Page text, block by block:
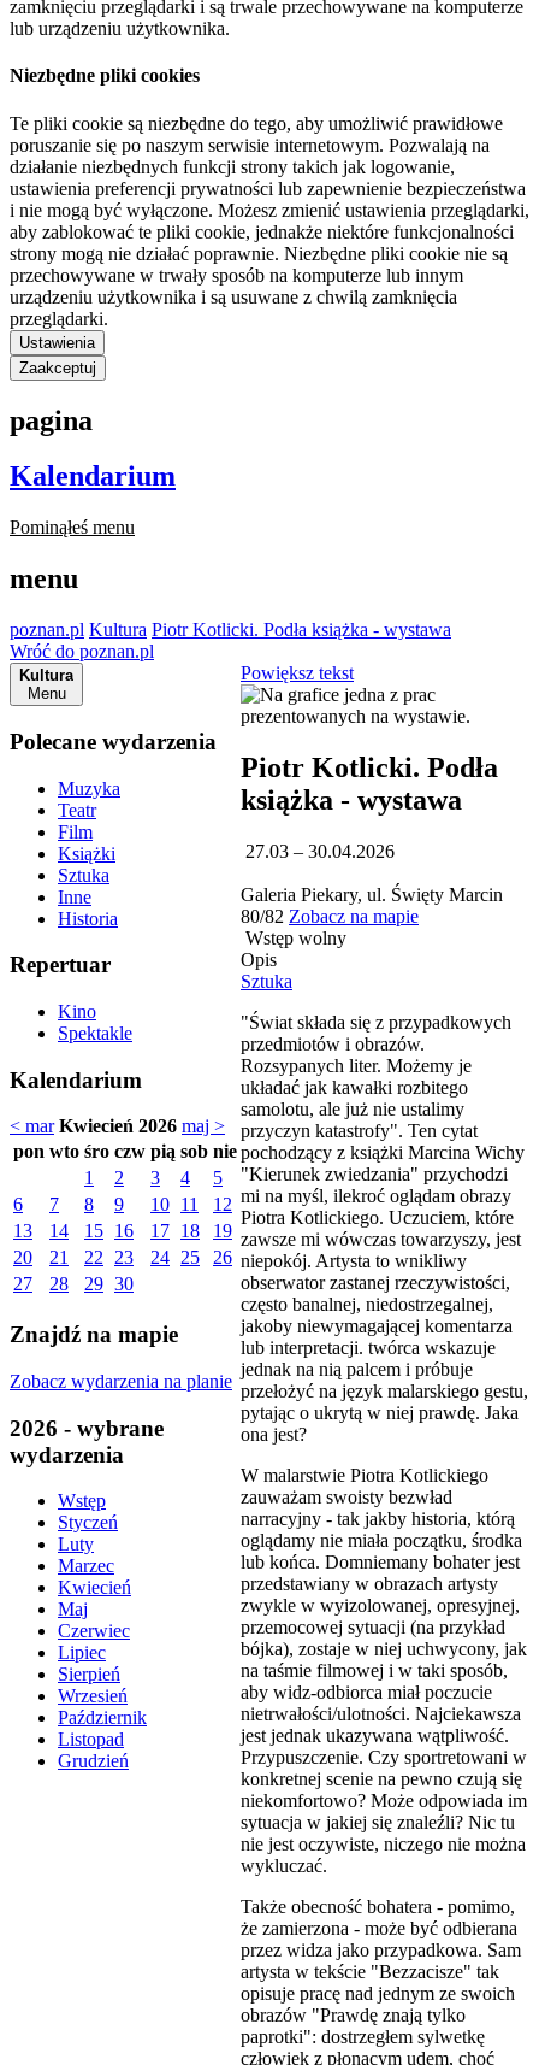
zamknięciu przeglądarki i są trwale przechowywane na komputerze
lub urządzeniu użytkownika.
Niezbędne pliki cookies
Te pliki cookie są niezbędne do tego, aby umożliwić prawidłowe
poruszanie się po naszym serwisie internetowym. Pozwalają na
działanie niezbędnych funkcji strony takich jak logowanie,
ustawienia preferencji prywatności lub zapewnienie bezpieczeństwa
i nie mogą być wyłączone. Możesz zmienić ustawienia przeglądarki,
aby zablokować te pliki cookie, jednakże niektóre funkcjonalności
strony mogą nie działać poprawnie. Niezbędne pliki cookie nie są
przechowywane w trwały sposób na komputerze lub innym
urządzeniu użytkownika i są usuwane z chwilą zamknięcia
przeglądarki.
Ustawienia
Zaakceptuj
pagina
Kalendarium
Pominąłeś menu
menu
poznan.pl Kultura Piotr Kotlicki. Podła książka - wystawa
Wróć do poznan.pl
Kultura
Menu
Polecane wydarzenia
Muzyka
Teatr
Film
Książki
Sztuka
Inne
Historia
Repertuar
Kino
Spektakle
Kalendarium
< mar Kwiecień 2026 maj >
pon wto śro czw pią sob nie
1
2 3 4
5
6
7 8 9 10 11
12
13
14 15 16 17 18
19
20
21 22 23 24 25
26
27
28 29 30
Znajdź na mapie
Zobacz wydarzenia na planie
2026 - wybrane
wydarzenia
Wstęp
Styczeń
Luty
Marzec
Kwiecień
Maj
Czerwiec
Lipiec
Sierpień
Wrzesień
Październik
Listopad
Grudzień
Powiększ tekst
Piotr Kotlicki. Podła
książka - wystawa
27.03 – 30.04.2026
Galeria Piekary, ul. Święty Marcin
80/82 Zobacz na mapie
Wstęp wolny
Opis
Sztuka
"Świat składa się z przypadkowych
przedmiotów i obrazów.
Rozsypanych liter. Możemy je
układać jak kawałki rozbitego
samolotu, ale już nie ustalimy
przyczyn katastrofy". Ten cytat
pochodzący z książki Marcina Wichy
"Kierunek zwiedzania" przychodzi
mi na myśl, ilekroć oglądam obrazy
Piotra Kotlickiego. Uczuciem, które
zawsze mi wówczas towarzyszy, jest
niepokój. Artysta to wnikliwy
obserwator zastanej rzeczywistości,
często banalnej, niedostrzegalnej,
jakoby niewymagającej komentarza
lub interpretacji. twórca wskazuje
jednak na nią palcem i próbuje
przełożyć na język malarskiego gestu,
pytając o ukrytą w niej prawdę. Jaka
ona jest?
W malarstwie Piotra Kotlickiego
zauważam swoisty bezwład
narracyjny - tak jakby historia, którą
oglądamy nie miała początku, środka
lub końca. Domniemany bohater jest
przedstawiany w obrazach artysty
zwykle w wyizolowanej, opresyjnej,
przemocowej sytuacji (na przykład
bójka), zostaje w niej uchwycony, jak
na taśmie filmowej i w taki sposób,
aby widz-odbiorca miał poczucie
nietrwałości/ulotności. Najciekawsza
jest jednak ukazywana wątpliwość.
Przypuszczenie. Czy sportretowani w
konkretnej scenie na pewno czują się
niekomfortowo? Może odpowiada im
sytuacja w jakiej się znaleźli? Nic tu
nie jest oczywiste, niczego nie można
wykluczać.
Także obecność bohatera - pomimo,
że zamierzona - może być odbierana
przez widza jako przypadkowa. Sam
artysta w tekście "Bezzacisze" tak
opisuje pracę nad jednym ze swoich
obrazów "Prawdę znają tylko
paprotki": dostrzegłem sylwetkę
człowiek z płonącym udem, choć